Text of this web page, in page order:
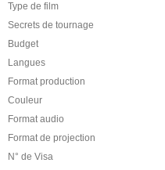
Type de film
Secrets de tournage
Budget
Langues
Format production
Couleur
Format audio
Format de projection
N° de Visa